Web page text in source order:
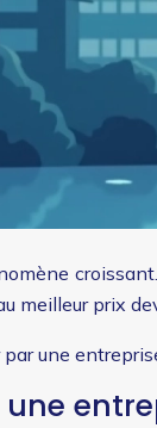
meilleur prix
une